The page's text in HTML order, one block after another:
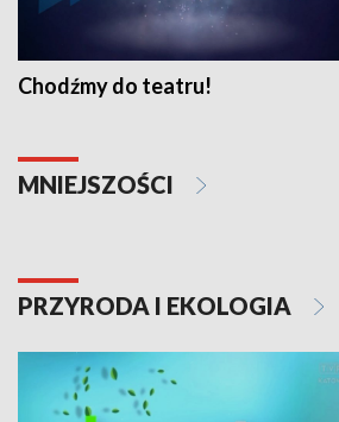
Chodźmy do teatru!
MNIEJSZOŚCI
PRZYRODA I EKOLOGIA